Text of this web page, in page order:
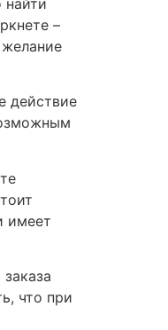
найти
–
действие
имеет
что при